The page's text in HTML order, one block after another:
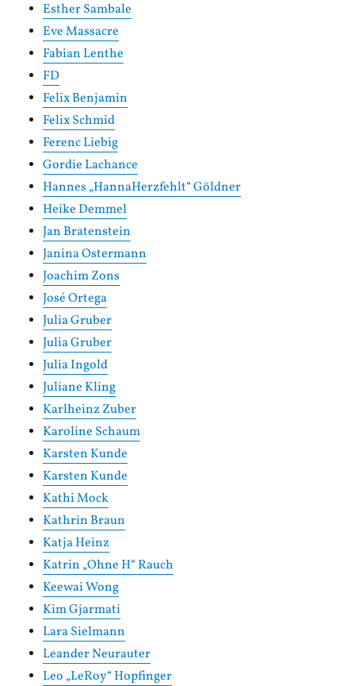
Esther Sambale
Eve Massacre
Fabian Lenthe
FD
Felix Benjamin
Felix Schmid
Ferenc Liebig
Gordie Lachance
Hannes „HannaHerzfehlt“ Göldner
Heike Demmel
Jan Bratenstein
Janina Ostermann
Joachim Zons
José Ortega
Julia Gruber
Julia Gruber
Julia Ingold
Juliane Kling
Karlheinz Zuber
Karoline Schaum
Karsten Kunde
Karsten Kunde
Kathi Mock
Kathrin Braun
Katja Heinz
Katrin „Ohne H“ Rauch
Keewai Wong
Kim Gjarmati
Lara Sielmann
Leander Neurauter
Leo „LeRoy“ Hopfinger